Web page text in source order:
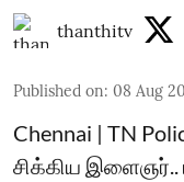
thanthitv
Published on: 08 Aug
Chennai | TN
சிக்கிய